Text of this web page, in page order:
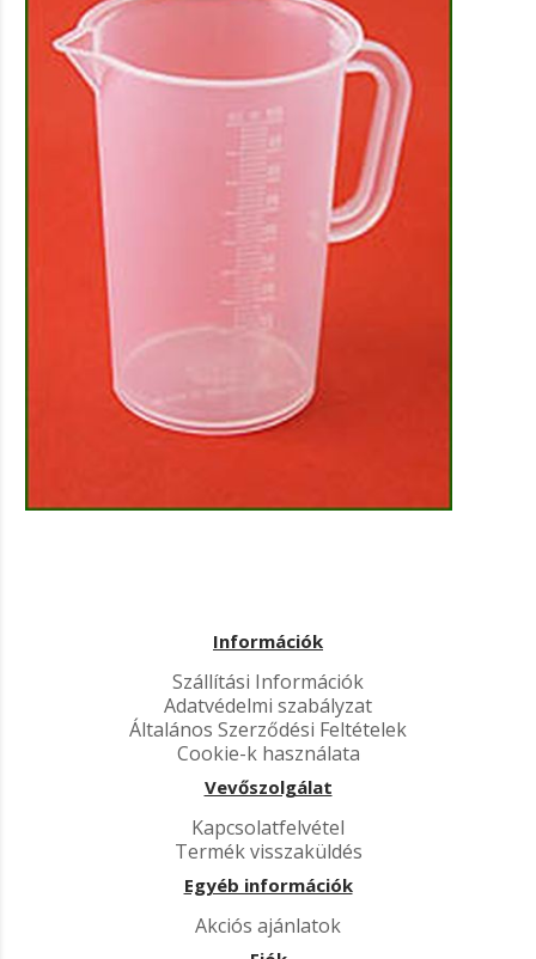
Információk
Szállítási Információk
Adatvédelmi szabályzat
Általános Szerződési Feltételek
Cookie-k használata
Vevőszolgálat
Kapcsolatfelvétel
Termék visszaküldés
Egyéb információk
Akciós ajánlatok